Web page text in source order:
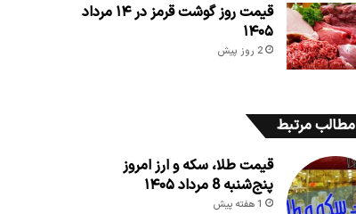
قیمت روز گوشت قرمز در ۱۴ مرداد
۱۴۰۵
2 روز پیش
مطالب مرتبط
قیمت طلا، سکه و ارز امروز
پنج‌شنبه 8 مرداد ۱۴۰۵
1 هفته پیش